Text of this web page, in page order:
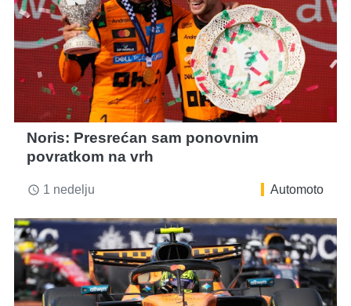
Noris: Presrećan sam ponovnim
povratkom na vrh
access_time 1 nedelju Automoto